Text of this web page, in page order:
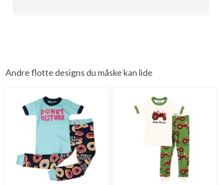
Andre flotte designs du måske kan lide